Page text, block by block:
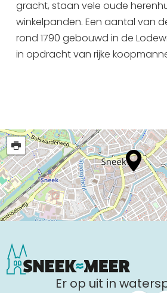
Overnachten in Sneek
Citygame Escapegame Sneek
Webcams
gracht, staan vele oude
winkelpanden. Een aantal van
rond 1790 gebouwd in de
in opdracht van rijke
Er op uit in